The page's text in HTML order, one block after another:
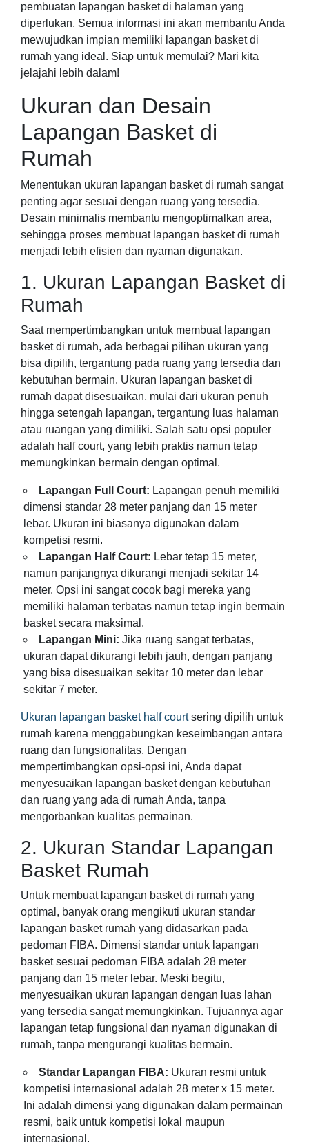
pembuatan lapangan basket di halaman yang
diperlukan. Semua informasi ini akan membantu Anda
mewujudkan impian memiliki lapangan basket di
rumah yang ideal. Siap untuk memulai? Mari kita
jelajahi lebih dalam!
Ukuran dan Desain
Lapangan Basket di
Rumah
Menentukan ukuran lapangan basket di rumah sangat
penting agar sesuai dengan ruang yang tersedia.
Desain minimalis membantu mengoptimalkan area,
sehingga proses membuat lapangan basket di rumah
menjadi lebih efisien dan nyaman digunakan.
1. Ukuran Lapangan Basket di
Rumah
Saat mempertimbangkan untuk membuat lapangan
basket di rumah, ada berbagai pilihan ukuran yang
bisa dipilih, tergantung pada ruang yang tersedia dan
kebutuhan bermain. Ukuran lapangan basket di
rumah dapat disesuaikan, mulai dari ukuran penuh
hingga setengah lapangan, tergantung luas halaman
atau ruangan yang dimiliki. Salah satu opsi populer
adalah half court, yang lebih praktis namun tetap
memungkinkan bermain dengan optimal.
Lapangan Full Court: Lapangan penuh memiliki
dimensi standar 28 meter panjang dan 15 meter
lebar. Ukuran ini biasanya digunakan dalam
kompetisi resmi.
Lapangan Half Court: Lebar tetap 15 meter,
namun panjangnya dikurangi menjadi sekitar 14
meter. Opsi ini sangat cocok bagi mereka yang
memiliki halaman terbatas namun tetap ingin bermain
basket secara maksimal.
Lapangan Mini: Jika ruang sangat terbatas,
ukuran dapat dikurangi lebih jauh, dengan panjang
yang bisa disesuaikan sekitar 10 meter dan lebar
sekitar 7 meter.
Ukuran lapangan basket half courtsering dipilih untuk
rumah karena menggabungkan keseimbangan antara
ruang dan fungsionalitas. Dengan
mempertimbangkan opsi-opsi ini, Anda dapat
menyesuaikan lapangan basket dengan kebutuhan
dan ruang yang ada di rumah Anda, tanpa
mengorbankan kualitas permainan.
2. Ukuran Standar Lapangan
Basket Rumah
Untuk membuat lapangan basket di rumah yang
optimal, banyak orang mengikuti ukuran standar
lapangan basket rumah yang didasarkan pada
pedoman FIBA. Dimensi standar untuk lapangan
basket sesuai pedoman FIBA adalah 28 meter
panjang dan 15 meter lebar. Meski begitu,
menyesuaikan ukuran lapangan dengan luas lahan
yang tersedia sangat memungkinkan. Tujuannya agar
lapangan tetap fungsional dan nyaman digunakan di
rumah, tanpa mengurangi kualitas bermain.
Standar Lapangan FIBA: Ukuran resmi untuk
kompetisi internasional adalah 28 meter x 15 meter.
Ini adalah dimensi yang digunakan dalam permainan
resmi, baik untuk kompetisi lokal maupun
internasional.